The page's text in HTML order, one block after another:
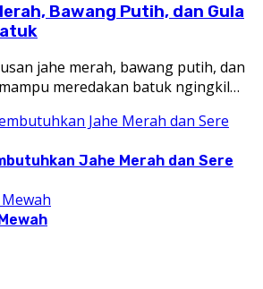
Bawang Putih, dan Gula
jahe merah, bawang putih, dan
meredakan batuk ngingkil…
Jahe Merah dan Sere